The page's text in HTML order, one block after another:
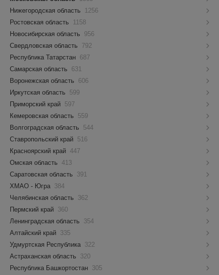
Нижегородская область
1256
Ростовская область
1158
Новосибирская область
956
Свердловская область
792
Республика Татарстан 687
Самарская область
631
Воронежская область
606
Иркутская область
599
Приморский край 597
Кемеровская область
559
Волгоградская область
544
Ставропольский край 516
Красноярский край 447
Омская область 413
Саратовская область
391
ХМАО - Югра 384
Челябинская область
362
Пермский край 360
Ленинградская область
354
Алтайский край 335
Удмуртская Республика 322
Астраханская область
320
Республика Башкортостан 305